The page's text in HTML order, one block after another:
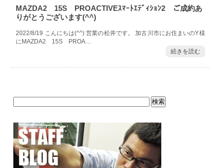
MAZDA2 15S PROACTIVEｽﾏｰﾄｴﾃﾞｨｼｮﾝ2 ご成約あ
りがとうございます(^^)
2022/8/19 こんにちは(^^) 営業の松井です。 加古川市にお住まいのY様
にMAZDA2 15S PROA…
続きを読む